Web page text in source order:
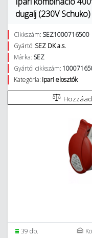
dugalj (230V
Cikkszám: SEZ1000716500
Gyártó: SEZ DK a.s.
Márka: SEZ
Gyártói cikkszám:
Kategória: Ipari elosztók
39 db.